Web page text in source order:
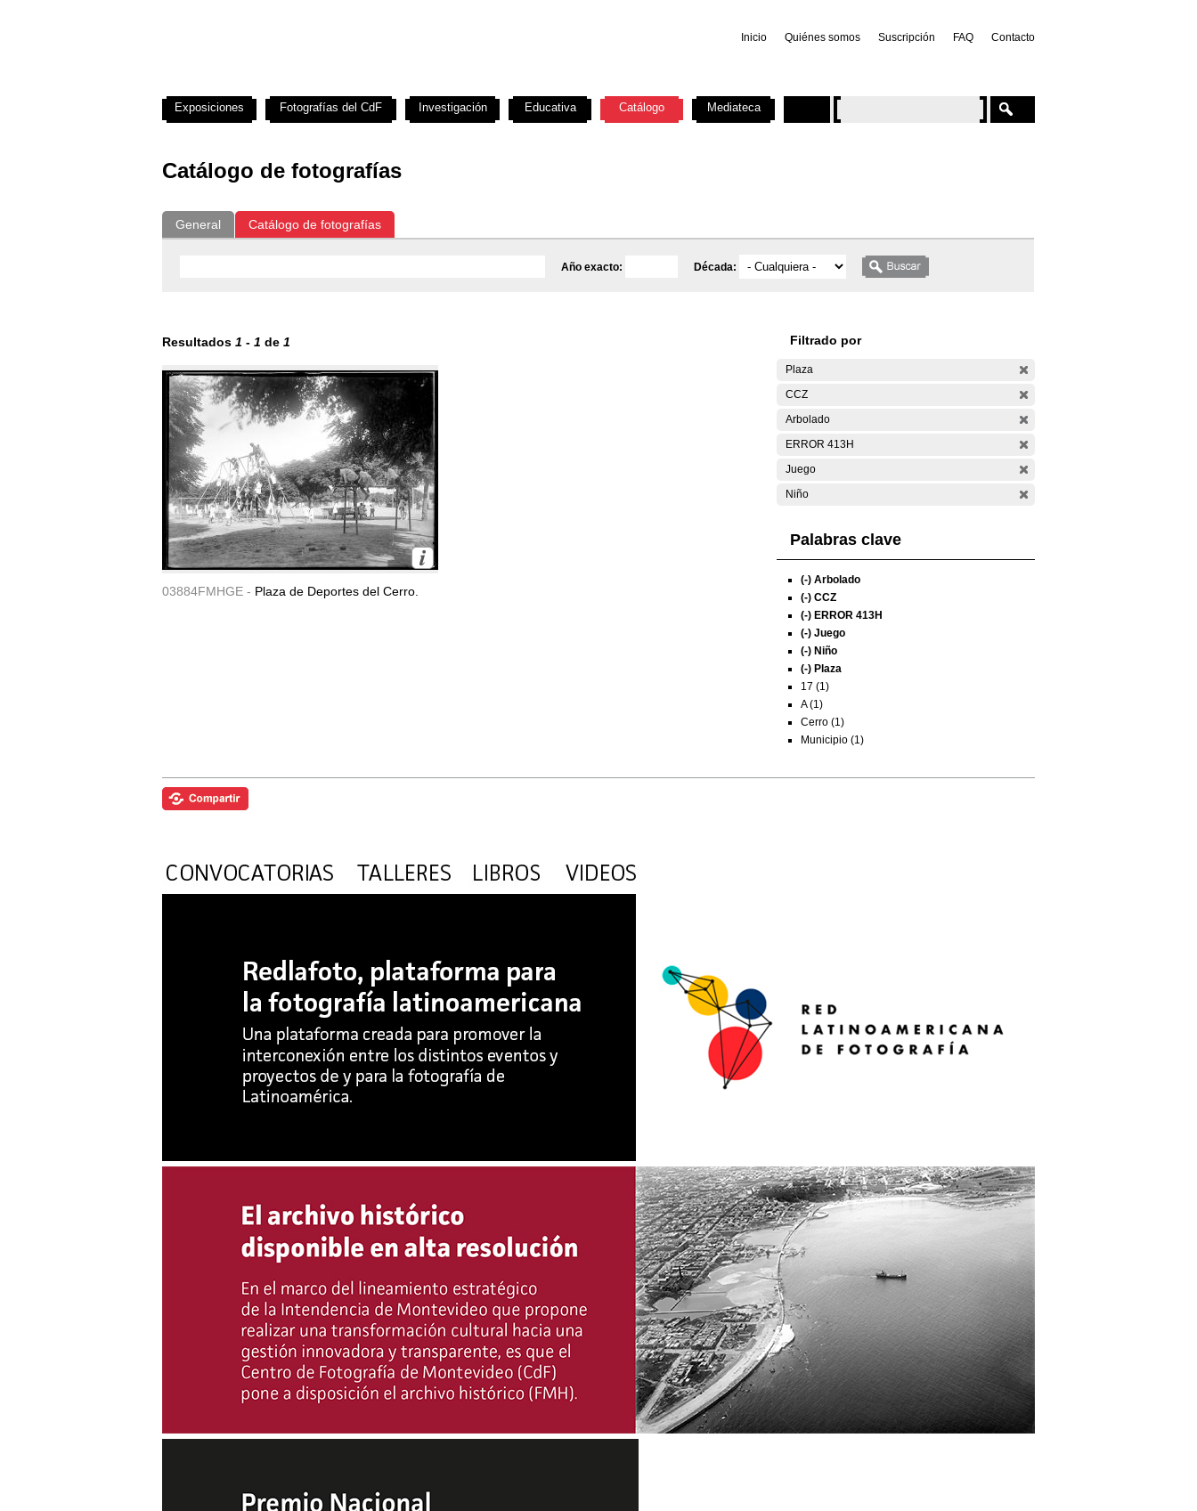
Inicio Quiénes somos Suscripción FAQ Contacto
Catálogo de fotografías
General Catálogo de fotografías
Año exacto: Década:
Resultados 1 - 1 de 1
03884FMHGE - Plaza de Deportes del Cerro.
Filtrado por
Plaza
CCZ
Arbolado
ERROR 413H
Juego
Niño
Palabras clave
(-) Arbolado
(-) CCZ
(-) ERROR 413H
(-) Juego
(-) Niño
(-) Plaza
17 (1)
A (1)
Cerro (1)
Municipio (1)
Exposiciones Fotografías del CdF Investigación Educativa Catálogo Mediateca